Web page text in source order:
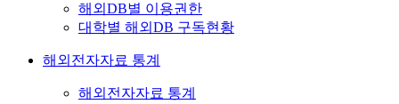
해외DB별 이용권한
대학별 해외DB 구독현황
해외전자자료 통계
해외전자자료 통계